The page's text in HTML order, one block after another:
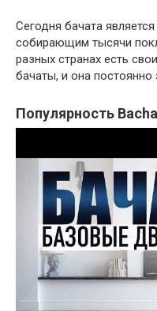
Сегодня бачата
собирающим тысячи
разных странах есть
бачаты, и она постоянно
Популярность